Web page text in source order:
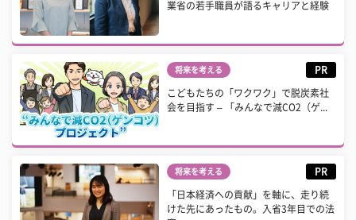
業省の若手職員が語るキャリアと経験
将来を考える PR
こどもたちの「ワクワク」で脱炭素社
会を目指す – 「みんなで減CO2（ゲ...
将来を考える PR
「日本経済への貢献」を軸に、走り続
けた先にあったもの。入省3年目での法